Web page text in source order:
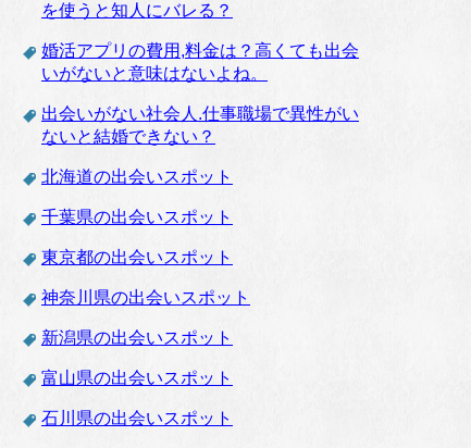
を使うと知人にバレる？
婚活アプリの費用,料金は？高くても出会
いがないと意味はないよね。
出会いがない社会人.仕事職場で異性がい
ないと結婚できない？
北海道の出会いスポット
千葉県の出会いスポット
東京都の出会いスポット
神奈川県の出会いスポット
新潟県の出会いスポット
富山県の出会いスポット
石川県の出会いスポット